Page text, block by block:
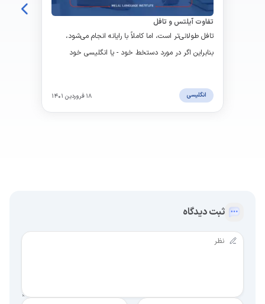
تفاوت آیلتس و تافل
تافل طولانی‌تر است، اما کاملاً با رایانه انجام می‌شود،
بنابراین اگر در مورد دستخط خود - یا انگلیسی خود
این آزمون برای شما مناسب باشد. آیلتس آزمونی کوتاه‌تر و
شاید سخت تر هم باشد
انگلیسی ۱۸ فروردین ۱۴۰۱
ثبت دیدگاه